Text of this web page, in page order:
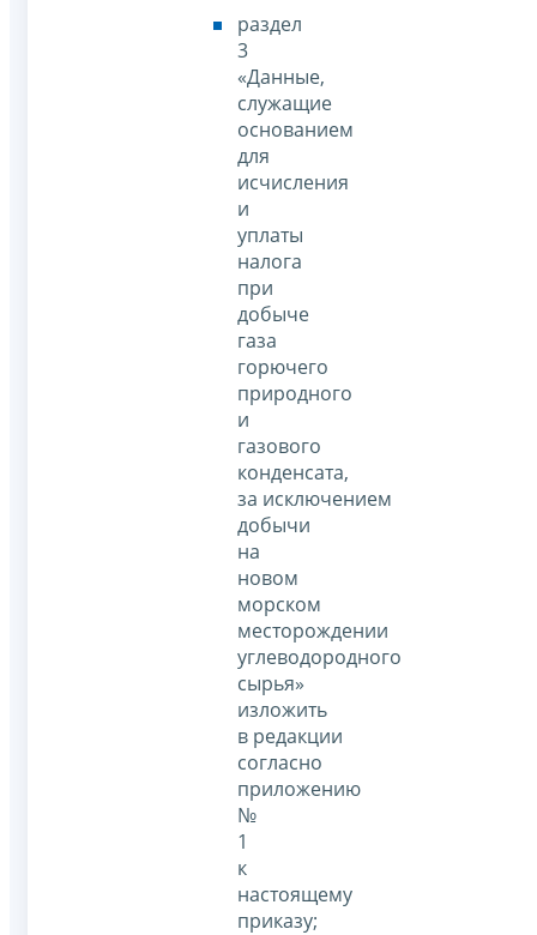
раздел
3
«Данные,
служащие
основанием
для
исчисления
и
уплаты
налога
при
добыче
газа
горючего
природного
и
газового
конденсата,
за исключением
добычи
на
новом
морском
месторождении
углеводородного
сырья»
изложить
в редакции
согласно
приложению
№
1
к
настоящему
приказу;